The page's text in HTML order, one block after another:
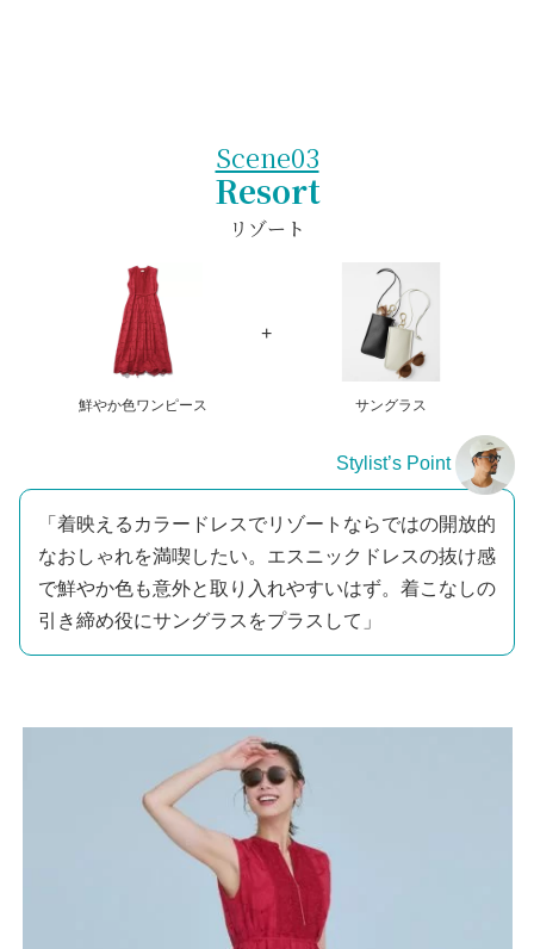
Scene03
Resort
リゾート
鮮やか色ワンピース サングラス
Stylist’s Point
「着映えるカラードレスでリゾートならではの開放的
なおしゃれを満喫したい。エスニックドレスの抜け感
で鮮やか色も意外と取り入れやすいはず。着こなしの
引き締め役にサングラスをプラスして」